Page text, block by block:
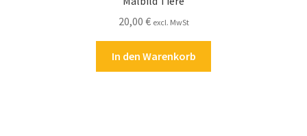
20,00 € excl. MwSt
In den Warenkorb